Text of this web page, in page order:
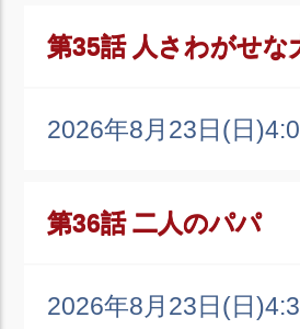
第35話 人さわがせな
2026年8月23日(日)
第36話 二人のパパ
2026年8月23日(日)